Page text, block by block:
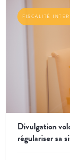
FISCALITÉ
Divulgation
régulariser sa